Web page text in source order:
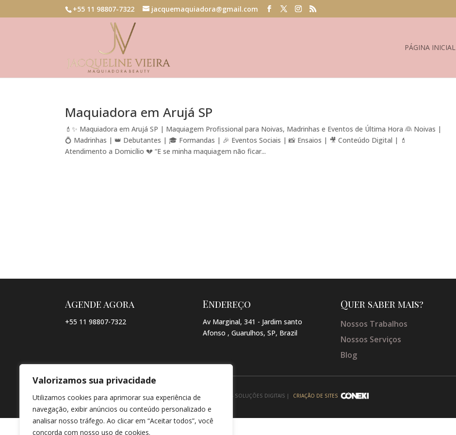
Valorizamos sua privacidade
Utilizamos cookies para aprimorar sua experiência de
navegação, exibir anúncios ou conteúdo personalizado e
analisar nosso tráfego. Ao clicar em “Aceitar todos”, você
concorda com nosso uso de cookies.
+55 11 98807-7322 jacquemaquiadora@gmail.com
PÁGINA INICIAL
Maquiadora em Arujá SP
💄✨ Maquiadora em Arujá SP | Maquiagem Profissional para Noivas, Madrinhas e Eventos de Última Hora 👰 Noivas |
💍 Madrinhas | 👑 Debutantes | 🎓 Formandas | 🎉 Eventos Sociais | 📸 Ensaios | 🎥 Conteúdo Digital | 💄
Atendimento a Domicílio 💔 “E se minha maquiagem não ficar...
Agende agora
+55 11 98807-7322
Endereço
Av Marginal, 341 - Jardim santo
Afonso , Guarulhos, SP, Brazil
Quer saber mais?
Nossos Trabalhos
Nossos Serviços
Blog
© COPYRIGHT 2026 → JACQUELINE VIEIRA MAKEUP → POR: CONEKI - SOLUÇÕES DIGITAIS | CRIAÇÃO DE SITES